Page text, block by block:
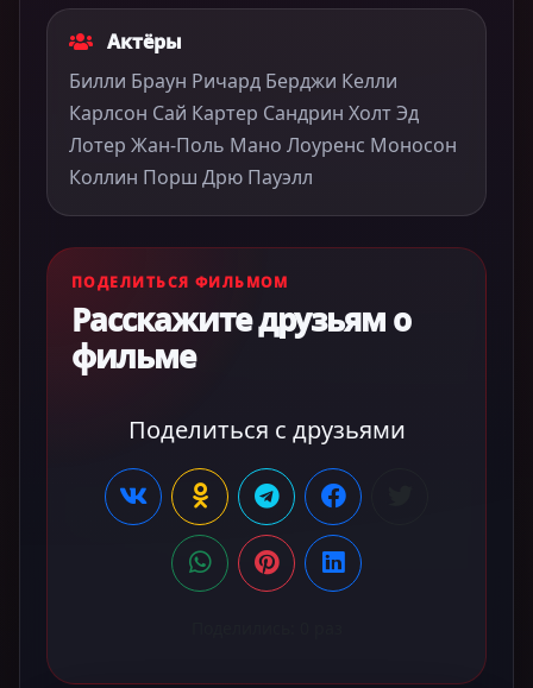
Актёры
Билли Браун Ричард Берджи Келли
Карлсон Сай Картер Сандрин Холт Эд
Лотер Жан-Поль Мано Лоуренс Моносон
Коллин Порш Дрю Пауэлл
ПОДЕЛИТЬСЯ ФИЛЬМОМ
Расскажите друзьям о
фильме
Поделиться с друзьями